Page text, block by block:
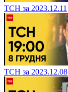
ТСН за 2023.12.11
ТСН за 2023.12.08